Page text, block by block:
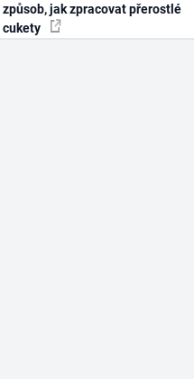
způsob, jak zpracovat přerostlé
cukety